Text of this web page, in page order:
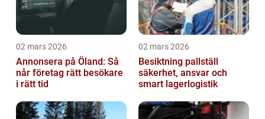
02 mars 2026
Annonsera på Öland: Så
når företag rätt besökare
i rätt tid
02 mars 2026
Besiktning pallställ
säkerhet, ansvar och
smart lagerlogistik